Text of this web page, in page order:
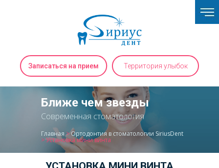
Записаться на прием Территория улыбок
Ближе чем звезды
Современная стоматология
Главная >Ортодонтия в стоматологии SiriusDent
>Установка мини винта